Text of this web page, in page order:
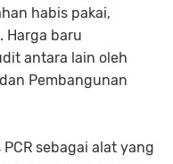
habis pakai,
Harga baru
antara lain oleh
Pembangunan
sebagai alat yang